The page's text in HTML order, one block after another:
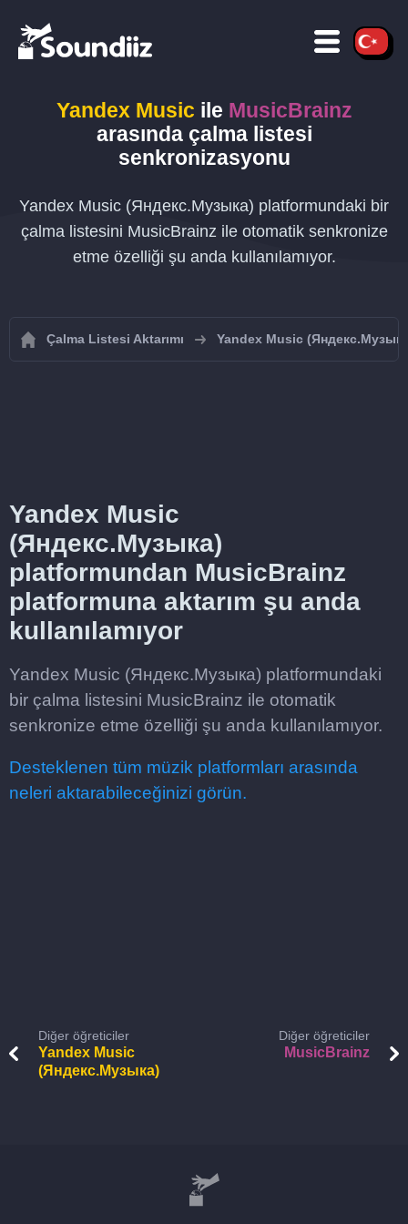
Yandex Music ile MusicBrainz
arasında çalma listesi
senkronizasyonu
Yandex Music (Яндекс.Музыка) platformundaki bir
çalma listesini MusicBrainz ile otomatik senkronize
etme özelliği şu anda kullanılamıyor.
Çalma Listesi Aktarımı Yandex Music
Yandex Music
(Яндекс.Музыка)
platformundan MusicBrainz
platformuna aktarım şu anda
kullanılamıyor
Yandex Music (Яндекс.Музыка) platformundaki
bir çalma listesini MusicBrainz ile otomatik
senkronize etme özelliği şu anda kullanılamıyor.
Desteklenen tüm müzik platformları arasında
neleri aktarabileceğinizi görün.
Diğer öğreticiler
Yandex Music
(Яндекс.Музыка)
Diğer öğreticiler
MusicBrainz